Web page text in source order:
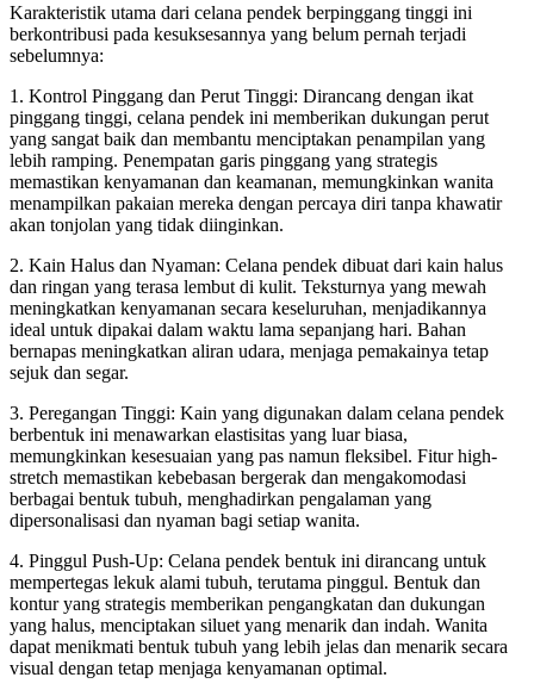
Karakteristik utama dari celana pendek berpinggang tinggi ini
berkontribusi pada kesuksesannya yang belum pernah terjadi
sebelumnya:
1. Kontrol Pinggang dan Perut Tinggi: Dirancang dengan ikat
pinggang tinggi, celana pendek ini memberikan dukungan perut
yang sangat baik dan membantu menciptakan penampilan yang
lebih ramping. Penempatan garis pinggang yang strategis
memastikan kenyamanan dan keamanan, memungkinkan wanita
menampilkan pakaian mereka dengan percaya diri tanpa khawatir
akan tonjolan yang tidak diinginkan.
2. Kain Halus dan Nyaman: Celana pendek dibuat dari kain halus
dan ringan yang terasa lembut di kulit. Teksturnya yang mewah
meningkatkan kenyamanan secara keseluruhan, menjadikannya
ideal untuk dipakai dalam waktu lama sepanjang hari. Bahan
bernapas meningkatkan aliran udara, menjaga pemakainya tetap
sejuk dan segar.
3. Peregangan Tinggi: Kain yang digunakan dalam celana pendek
berbentuk ini menawarkan elastisitas yang luar biasa,
memungkinkan kesesuaian yang pas namun fleksibel. Fitur high-
stretch memastikan kebebasan bergerak dan mengakomodasi
berbagai bentuk tubuh, menghadirkan pengalaman yang
dipersonalisasi dan nyaman bagi setiap wanita.
4. Pinggul Push-Up: Celana pendek bentuk ini dirancang untuk
mempertegas lekuk alami tubuh, terutama pinggul. Bentuk dan
kontur yang strategis memberikan pengangkatan dan dukungan
yang halus, menciptakan siluet yang menarik dan indah. Wanita
dapat menikmati bentuk tubuh yang lebih jelas dan menarik secara
visual dengan tetap menjaga kenyamanan optimal.